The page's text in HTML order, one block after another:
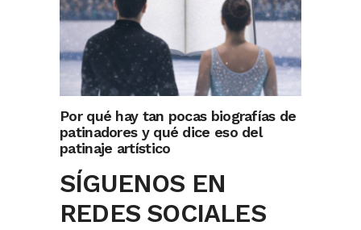
Por qué hay tan pocas biografías de
patinadores y qué dice eso del
patinaje artístico
SÍGUENOS EN
REDES SOCIALES